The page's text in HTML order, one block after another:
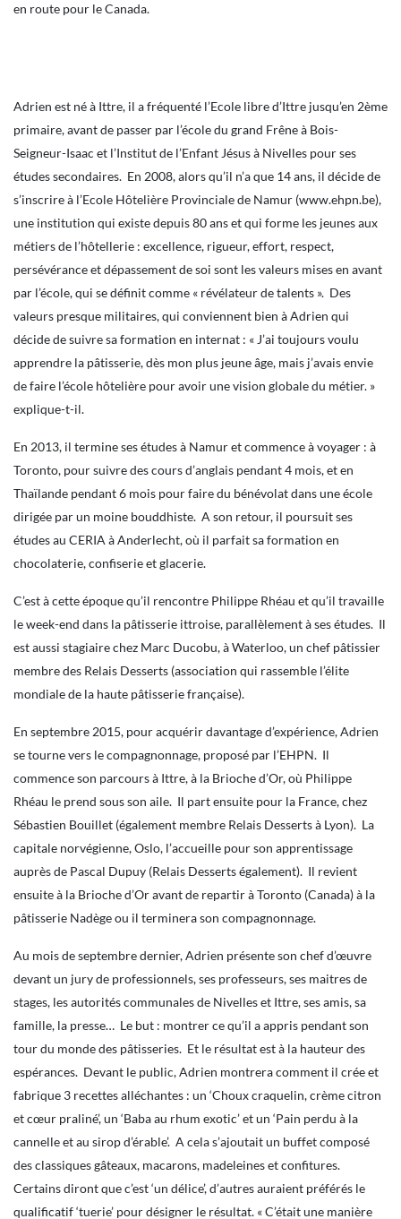
en route pour le Canada.
Adrien est né à Ittre, il a fréquenté l’Ecole libre d’Ittre jusqu’en 2ème
primaire, avant de passer par l’école du grand Frêne à Bois-
Seigneur-Isaac et l’Institut de l’Enfant Jésus à Nivelles pour ses
études secondaires. En 2008, alors qu’il n’a que 14 ans, il décide de
s’inscrire à l’Ecole Hôtelière Provinciale de Namur (www.ehpn.be),
une institution qui existe depuis 80 ans et qui forme les jeunes aux
métiers de l’hôtellerie : excellence, rigueur, effort, respect,
persévérance et dépassement de soi sont les valeurs mises en avant
par l’école, qui se définit comme « révélateur de talents ». Des
valeurs presque militaires, qui conviennent bien à Adrien qui
décide de suivre sa formation en internat : « J’ai toujours voulu
apprendre la pâtisserie, dès mon plus jeune âge, mais j’avais envie
de faire l’école hôtelière pour avoir une vision globale du métier. »
explique-t-il.
En 2013, il termine ses études à Namur et commence à voyager : à
Toronto, pour suivre des cours d’anglais pendant 4 mois, et en
Thaïlande pendant 6 mois pour faire du bénévolat dans une école
dirigée par un moine bouddhiste. A son retour, il poursuit ses
études au CERIA à Anderlecht, où il parfait sa formation en
chocolaterie, confiserie et glacerie.
C’est à cette époque qu’il rencontre Philippe Rhéau et qu’il travaille
le week-end dans la pâtisserie ittroise, parallèlement à ses études. Il
est aussi stagiaire chez Marc Ducobu, à Waterloo, un chef pâtissier
membre des Relais Desserts (association qui rassemble l’élite
mondiale de la haute pâtisserie française).
En septembre 2015, pour acquérir davantage d’expérience, Adrien
se tourne vers le compagnonnage, proposé par l’EHPN. Il
commence son parcours à Ittre, à la Brioche d’Or, où Philippe
Rhéau le prend sous son aile. Il part ensuite pour la France, chez
Sébastien Bouillet (également membre Relais Desserts à Lyon). La
capitale norvégienne, Oslo, l’accueille pour son apprentissage
auprès de Pascal Dupuy (Relais Desserts également). Il revient
ensuite à la Brioche d’Or avant de repartir à Toronto (Canada) à la
pâtisserie Nadège ou il terminera son compagnonnage.
Au mois de septembre dernier, Adrien présente son chef d’œuvre
devant un jury de professionnels, ses professeurs, ses maitres de
stages, les autorités communales de Nivelles et Ittre, ses amis, sa
famille, la presse… Le but : montrer ce qu’il a appris pendant son
tour du monde des pâtisseries. Et le résultat est à la hauteur des
espérances. Devant le public, Adrien montrera comment il crée et
fabrique 3 recettes alléchantes : un ‘Choux craquelin, crème citron
et cœur praliné’, un ‘Baba au rhum exotic’ et un ‘Pain perdu à la
cannelle et au sirop d’érable’. A cela s’ajoutait un buffet composé
des classiques gâteaux, macarons, madeleines et confitures.
Certains diront que c’est ‘un délice’, d’autres auraient préférés le
qualificatif ‘tuerie’ pour désigner le résultat. « C’était une manière